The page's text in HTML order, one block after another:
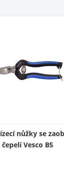
nůžky se
čepelí Vesco B5